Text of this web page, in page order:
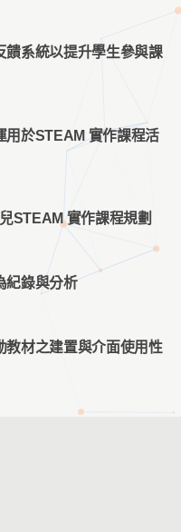
饋系統以提升學生參與課
用於STEAM 實作課程活
STEAM 實作課程規劃
紀錄與分析
教材之建置與介面使用性